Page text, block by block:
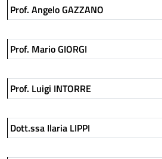
Prof. Angelo GAZZANO
Prof. Mario GIORGI
Prof. Luigi INTORRE
Dott.ssa Ilaria LIPPI